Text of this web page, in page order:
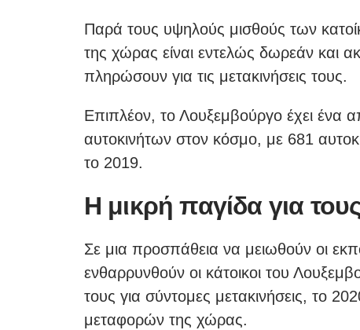
Παρά τους υψηλούς μισθούς των
της χώρας είναι εντελώς δωρεάν και
πληρώσουν για τις μετακινήσεις τους.
Επιπλέον, το Λουξεμβούργο έχει ένα
αυτοκινήτων στον κόσμο, με 681
το 2019.
Η μικρή παγίδα για
Σε μια προσπάθεια να μειωθούν οι
ενθαρρυνθούν οι κάτοικοι του
τους για σύντομες μετακινήσεις, το
μεταφορών της χώρας.